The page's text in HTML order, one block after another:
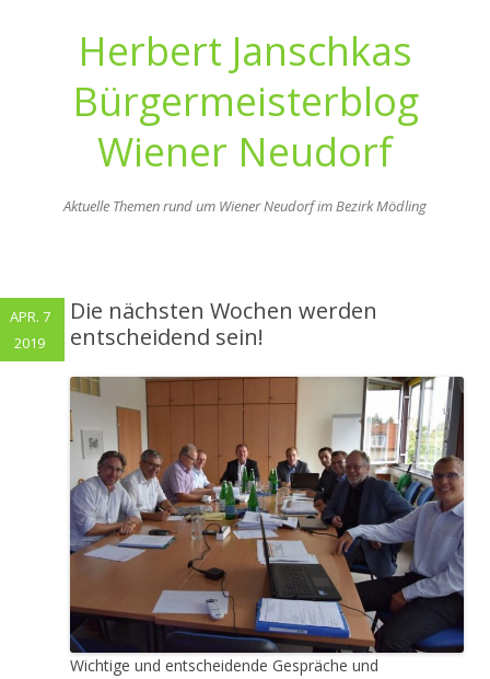
Herbert Janschkas
Bürgermeisterblog
Wiener Neudorf
Aktuelle Themen rund um Wiener Neudorf im Bezirk Mödling
Die nächsten Wochen werden
entscheidend sein!
Wichtige und entscheidende Gespräche und
APR. 7
2019